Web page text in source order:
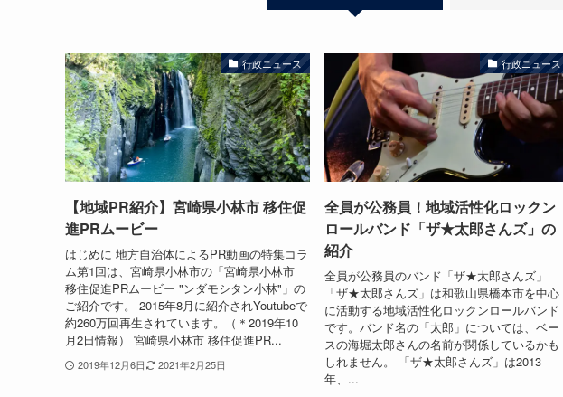
行政ニュース
【地域PR紹介】宮崎県小林市 移住促
進PRムービー
はじめに 地方自治体によるPR動画の特集コラ
ム第1回は、宮崎県小林市の「宮崎県小林市
移住促進PRムービー "ンダモシタン小林"」の
ご紹介です。 2015年8月に紹介されYoutubeで
約260万回再生されています。（＊2019年10
月2日情報） 宮崎県小林市 移住促進PR...
2019年12月6日 2021年2月25日
行政ニュース
全員が公務員！地域活性化ロックン
ロールバンド「ザ★太郎さんズ」の
紹介
全員が公務員のバンド「ザ★太郎さんズ」
「ザ★太郎さんズ」は和歌山県橋本市を中心
に活動する地域活性化ロックンロールバンド
です。バンド名の「太郎」については、ベー
スの海堀太郎さんの名前が関係しているかも
しれません。 「ザ★太郎さんズ」は2013
年、...